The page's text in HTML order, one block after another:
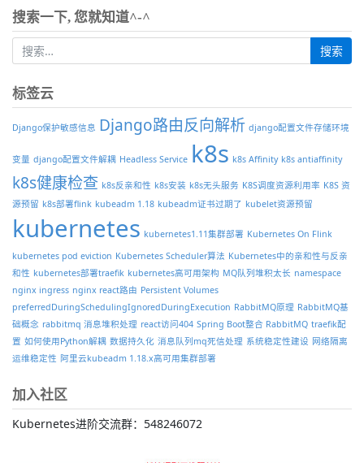
搜索一下, 您就知道^-^
标签云
Django保护敏感信息 Django路由反向解析 django配置文件存储环境
变量 django配置文件解耦 Headless Service k8s k8s Affinity k8s antiaffinity
k8s健康检查 k8s反亲和性 k8s安装 k8s无头服务 K8S调度资源利用率 K8S 资
源预留 k8s部署flink kubeadm 1.18 kubeadm证书过期了 kubelet资源预留
kubernetes kubernetes1.11集群部署 Kubernetes On Flink
kubernetes pod eviction Kubernetes Scheduler算法 Kubernetes中的亲和性与反亲
和性 kubernetes部署traefik kubernetes高可用架构 MQ队列堆积太长 namespace
nginx ingress nginx react路由 Persistent Volumes
preferredDuringSchedulingIgnoredDuringExecution RabbitMQ原理 RabbitMQ基
础概念 rabbitmq 消息堆积处理 react访问404 Spring Boot整合 RabbitMQ traefik配
置 如何使用Python解耦 数据持久化 消息队列mq死信处理 系统稳定性建设 网络隔离
运维稳定性 阿里云kubeadm 1.18.x高可用集群部署
加入社区
Kubernetes进阶交流群：548246072